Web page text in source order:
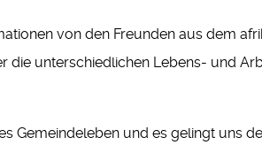
von den Freunden aus dem
unterschiedlichen Lebens- und
Gemeindeleben und es gelingt uns